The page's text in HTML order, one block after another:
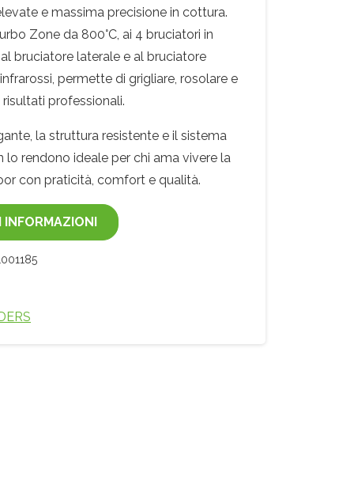
e massima precisione in cottura.
Zone da 800°C, ai 4 bruciatori in
bruciatore laterale e al bruciatore
permette di grigliare, rosolare e
professionali.
la struttura resistente e il sistema
lo rendono ideale per chi ama vivere la
con praticità, comfort e qualità.
INFORMAZIONI